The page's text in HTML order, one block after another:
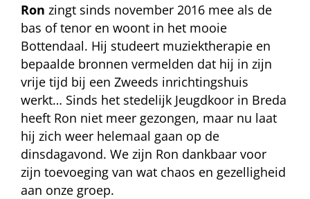
Ron zingt sinds november 2016 mee als de
bas of tenor en woont in het mooie
Bottendaal. Hij studeert muziektherapie en
bepaalde bronnen vermelden dat hij in zijn
vrije tijd bij een Zweeds inrichtingshuis
werkt… Sinds het stedelijk Jeugdkoor in Breda
heeft Ron niet meer gezongen, maar nu laat
hij zich weer helemaal gaan op de
dinsdagavond. We zijn Ron dankbaar voor
zijn toevoeging van wat chaos en gezelligheid
aan onze groep.